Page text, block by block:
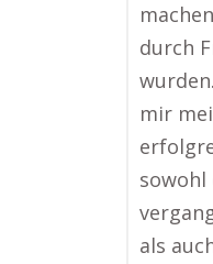
durch
mir
sowohl
als